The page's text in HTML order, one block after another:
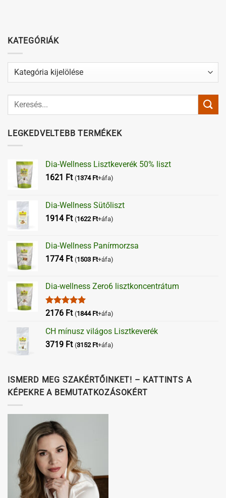
KATEGÓRIÁK
Kategóriák
LEGKEDVELTEBB TERMÉKEK
Dia-Wellness Lisztkeverék 50% liszt
1621 Ft (1374 Ft+áfa)
Dia-Wellness Sütőliszt
1914 Ft (1622 Ft+áfa)
Dia-Wellness Panírmorzsa
1774 Ft (1503 Ft+áfa)
Dia-wellness Zero6 lisztkoncentrátum
Értékelés:
2176 Ft (1844 Ft+áfa)
CH mínusz világos Lisztkeverék
3719 Ft (3152 Ft+áfa)
ISMERD MEG SZAKÉRTŐINKET! – KATTINTS A
KÉPEKRE A BEMUTATKOZÁSOKÉRT